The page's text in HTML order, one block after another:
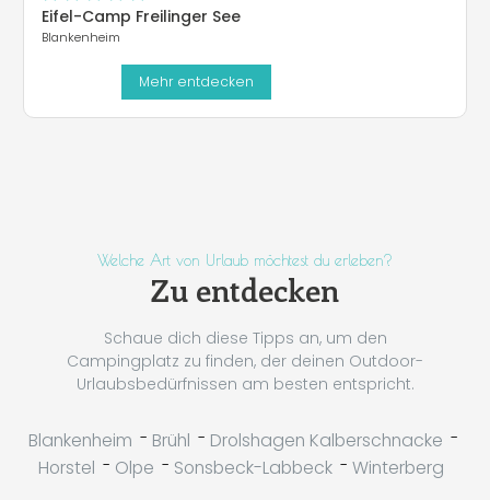
Eifel-Camp Freilinger See
Blankenheim
Mehr entdecken
Welche Art von Urlaub möchtest du erleben?
Zu entdecken
Schaue dich diese Tipps an, um den
Campingplatz zu finden, der deinen Outdoor-
Urlaubsbedürfnissen am besten entspricht.
Blankenheim - Brühl - Drolshagen Kalberschnacke -
Horstel - Olpe - Sonsbeck-Labbeck - Winterberg